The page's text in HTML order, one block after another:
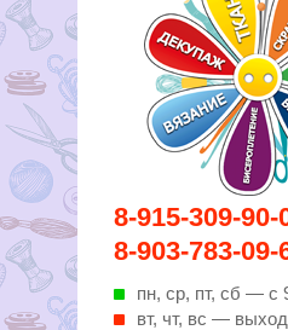
8-915-309-90-
8-903-783-09-
пн, ср, пт, cб — с
вт, чт, вс —
Вирутозы иглы.
шитья и